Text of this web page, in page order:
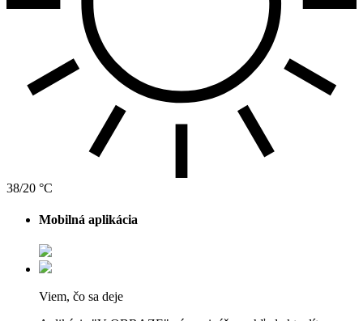
38/20 °C
Mobilná aplikácia
Viem, čo sa deje